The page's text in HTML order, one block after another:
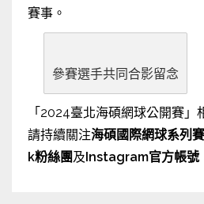
賽事。
參賽選手共同合影留念
「2024臺北海碩網球公開賽」
請持續關注海碩國際網球系列
k粉絲團及 Instagram官方帳號